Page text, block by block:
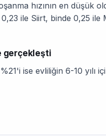
hızının en düşük
ile Siirt, binde 0,25 ile
gerçekleşti
ise evliliğin 6-10 yılı